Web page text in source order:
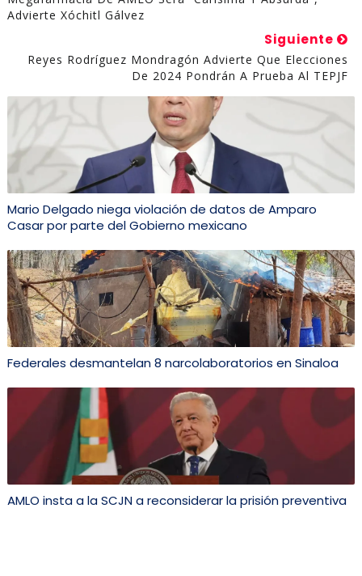
Advierte Xóchitl Gálvez
Siguiente
Reyes Rodríguez Mondragón Advierte Que Elecciones
De 2024 Pondrán A Prueba Al TEPJF
Mario Delgado niega violación de datos de Amparo
Casar por parte del Gobierno mexicano
Federales desmantelan 8 narcolaboratorios en Sinaloa
AMLO insta a la SCJN a reconsiderar la prisión preventiva